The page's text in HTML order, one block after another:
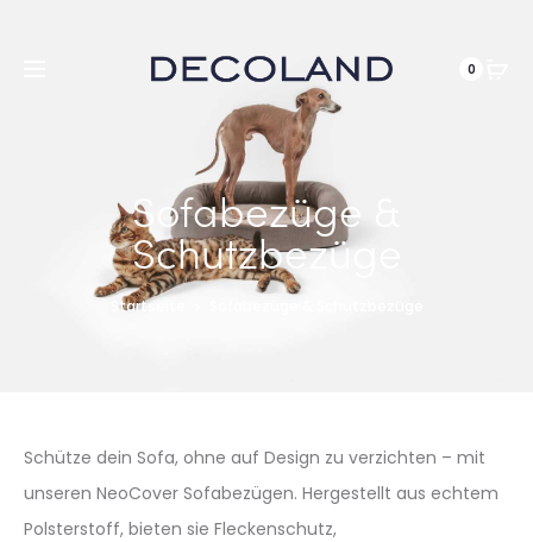
0
Sofabezüge &
Schutzbezüge
Startseite
Schütze dein Sofa, ohne auf Design zu verzichten – mit
unseren NeoCover Sofabezügen. Hergestellt aus echtem
Polsterstoff, bieten sie Fleckenschutz,